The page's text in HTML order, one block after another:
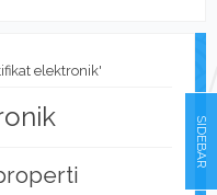
elektronik'
SIDEBAR